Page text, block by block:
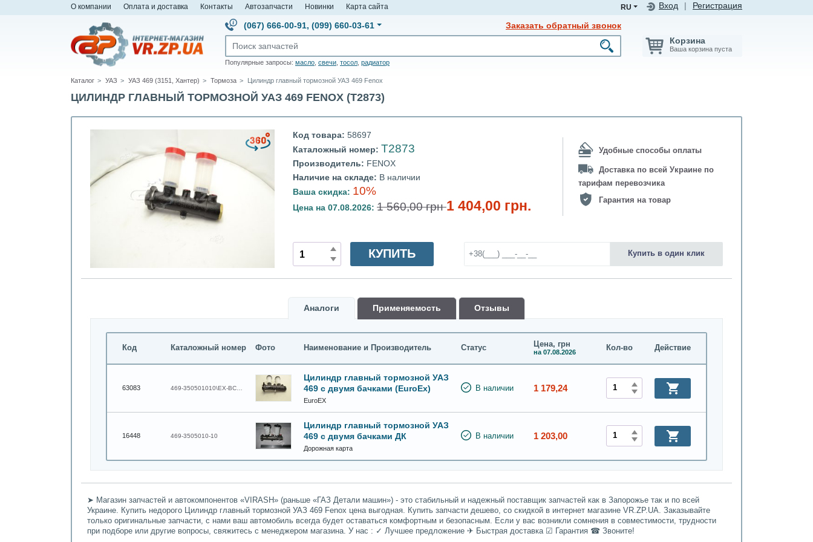
О компании Оплата и доставка Контакты Автозапчасти Новинки Карта сайта Вход Регистрация
RU
(067) 666-00-91, (099) 660-03-61 Заказать обратный звонок
Популярные запросы: масло свечи тосол радиатор
Корзина
Ваша корзина пуста
Каталог УАЗ УАЗ 469 (3151, Хантер) Тормоза Цилиндр главный тормозной УАЗ 469 Fenox
ЦИЛИНДР ГЛАВНЫЙ ТОРМОЗНОЙ УАЗ 469 FENOX (T2873)
Код товара: 58697
Каталожный номер: T2873
Производитель: FENOX
Наличие на складе: В наличии
Ваша скидка: 10%
Цена на 07.08.2026: 1 560,00 грн1 404,00 грн.
Удобные способы оплаты
Доставка по всей Украине по
тарифам перевозчика
Гарантия на товар
КУПИТЬ Купить в один клик
Аналоги Применяемость Oтзывы
Код Каталожный номер Фото Наименование и Производитель Статус Цена, грн
на 07.08.2026 Кол-во Действие
63083
Цилиндр главный тормозной УАЗ
469 с двумя бачками (EuroEx)
EuroEX
В наличии 1 179,24
16448 469-3505010-10
Цилиндр главный тормозной УАЗ
469 с двумя бачками ДК
Дорожная карта
В наличии 1 203,00
➤ Магазин запчастей и автокомпонентов «VIRASH» (раньше «ГАЗ Детали машин») - это стабильный и надежный поставщик запчастей как в Запорожье так и по всей
Украине. Купить недорого Цилиндр главный тормозной УАЗ 469 Fenox цена выгодная. Купить запчасти дешево, со скидкой в интернет магазине VR.ZP.UA. Заказывайте
только оригинальные запчасти, с нами ваш автомобиль всегда будет оставаться комфортным и безопасным. Если у вас возникли сомнения в совместимости, трудности
при подборе или другие вопросы, свяжитесь с менеджером магазина. У нас : ✓ Лучшее предложение ✈ Быстрая доставка ☑ Гарантия ☎ Звоните!